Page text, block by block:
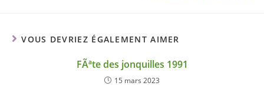
VOUS DEVRIEZ ÉGALEMENT AIMER
FÃªte des jonquilles 1991
15 mars 2023